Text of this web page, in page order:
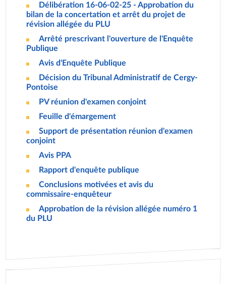
DOCUMENT
Délibération 16-06-02-25 - Approbation du
bilan de la concertation et arrêt du projet de
révision allégée du PLU
DOCUMENT
Arrêté prescrivant l'ouverture de l'Enquête
Publique
DOCUMENT
Avis d'Enquête Publique
DOCUMENT
Décision du Tribunal Administratif de Cergy-
Pontoise
DOCUMENT
PV réunion d'examen conjoint
DOCUMENT
Feuille d'émargement
DOCUMENT
Support de présentation réunion d'examen
conjoint
DOCUMENT
Avis PPA
DOCUMENT
Rapport d'enquête publique
DOCUMENT
Conclusions motivées et avis du
commissaire-enquêteur
DOCUMENT
Approbation de la révision allégée numéro 1
du PLU